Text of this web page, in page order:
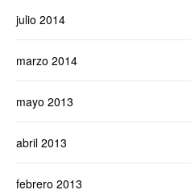
julio 2014
marzo 2014
mayo 2013
abril 2013
febrero 2013